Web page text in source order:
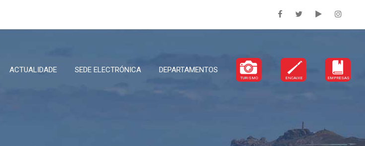
ACTUALIDADE SEDE ELECTRÓNICA DEPARTAMENTOS
TURISMO ENCAIXE EMPRESAS